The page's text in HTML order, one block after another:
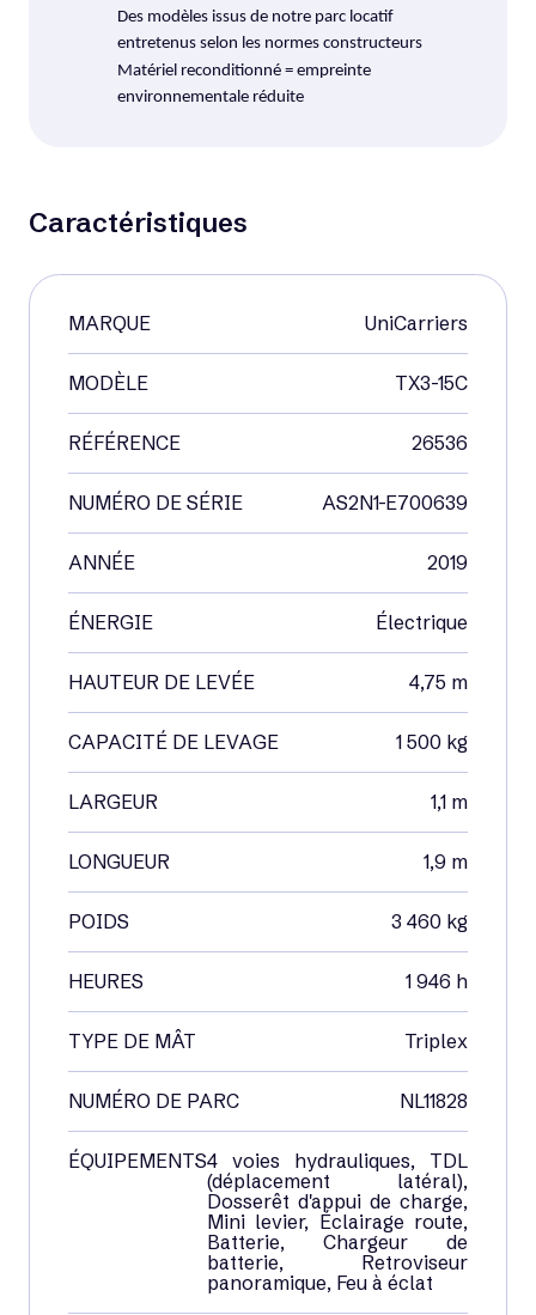
Voir matériel neuf
Occasion
Caractéristiques
MARQUE UniCarriers
MODÈLE TX3-15C
RÉFÉRENCE 26536
NUMÉRO DE SÉRIE AS2N1-E700639
ANNÉE 2019
ÉNERGIE Électrique
HAUTEUR DE LEVÉE 4,75 m
CAPACITÉ DE LEVAGE 1 500 kg
LARGEUR 1,1 m
LONGUEUR 1,9 m
POIDS 3 460 kg
HEURES 1 946 h
TYPE DE MÂT Triplex
NUMÉRO DE PARC NL11828
ÉQUIPEMENTS4 voies hydrauliques, TDL
(déplacement latéral),
Dosserêt d'appui de charge,
Mini levier, Éclairage route,
Batterie, Chargeur de
batterie, Retroviseur
panoramique, Feu à éclat
Des modèles issus de notre parc locatif
entretenus selon les normes constructeurs
Matériel reconditionné = empreinte
environnementale réduite